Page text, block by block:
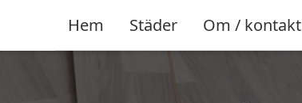
Hem Städer Om / kontakt